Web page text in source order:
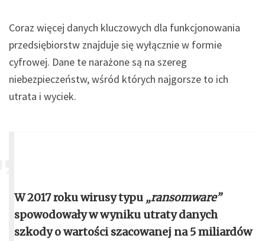
Coraz więcej danych kluczowych dla funkcjonowania
przedsiębiorstw znajduje się wyłącznie w formie
cyfrowej. Dane te narażone są na szereg
niebezpieczeństw, wśród których najgorsze to ich
utrata i wyciek.
W 2017 roku wirusy typu „ransomware”
spowodowały w wyniku utraty danych
szkody o wartości szacowanej na 5 miliardów